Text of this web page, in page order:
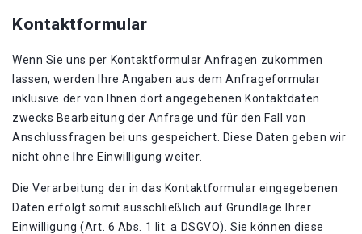
Kontaktformular
Wenn Sie uns per Kontaktformular Anfragen zukommen
lassen, werden Ihre Angaben aus dem Anfrageformular
inklusive der von Ihnen dort angegebenen Kontaktdaten
zwecks Bearbeitung der Anfrage und für den Fall von
Anschlussfragen bei uns gespeichert. Diese Daten geben wir
nicht ohne Ihre Einwilligung weiter.
Die Verarbeitung der in das Kontaktformular eingegebenen
Daten erfolgt somit ausschließlich auf Grundlage Ihrer
Einwilligung (Art. 6 Abs. 1 lit. a DSGVO). Sie können diese